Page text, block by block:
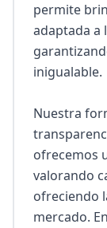
permite
adaptada a
inigualable.
Nuestra
ofrecemos
valorando
ofreciendo
mercado.